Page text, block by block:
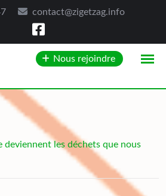
contact@zigetzag.info
Nous rejoindre
deviennent les déchets que nous